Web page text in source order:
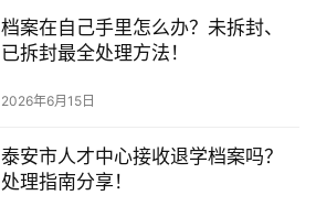
档案在自己手里怎么办？未拆封、
已拆封最全处理方法！
2026年6月15日
泰安市人才中心接收退学档案吗？
处理指南分享！